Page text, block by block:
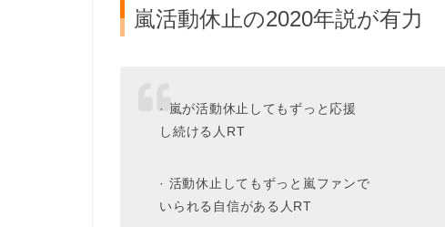
嵐活動休止の2020年説が有力
· 嵐が活動休止してもずっと応援
し続ける人RT
· 活動休止してもずっと嵐ファンで
いられる自信がある人RT